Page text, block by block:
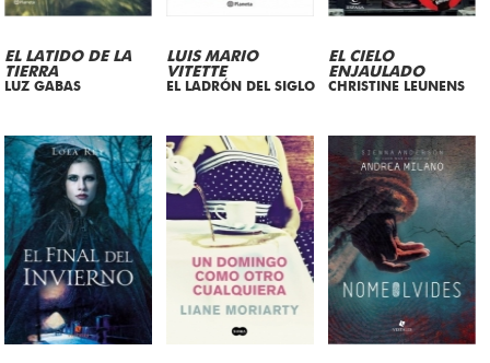
EL LATIDO DE LA
TIERRA
LUZ GABAS
LUIS MARIO
VITETTE
EL LADRÓN DEL SIGLO
EL CIELO
ENJAULADO
CHRISTINE LEUNENS